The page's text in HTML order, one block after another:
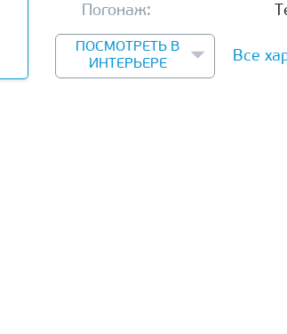
Погонаж:
ПОСМОТРЕТЬ В
ИНТЕРЬЕРЕ
Все